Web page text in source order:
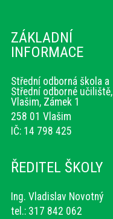
ZÁKLADNÍ
INFORMACE
Střední odborná škola a
Střední odborné učiliště,
Vlašim, Zámek 1
258 01 Vlašim
IČ: 14 798 425
ŘEDITEL ŠKOLY
Ing. Vladislav Novotný
tel.: 317 842 062